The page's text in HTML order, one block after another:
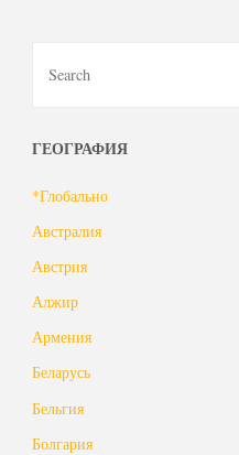
ГЕОГРАФИЯ
*Глобально
Австралия
Австрия
Алжир
Армения
Беларусь
Бельгия
Болгария